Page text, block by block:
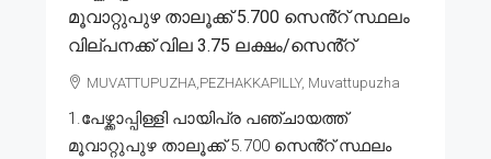
മൂവാറ്റുപുഴ താലൂക്ക് 5.700 സെൻ്റ് സ്ഥലം
വില്പനക്ക് വില 3.75 ലക്ഷം/സെൻ്റ്
MUVATTUPUZHA,PEZHAKKAPILLY, Muvattupuzha
1.പേഴ്ക്കാപ്പിള്ളി പായിപ്ര പഞ്ചായത്ത്
മൂവാറ്റുപുഴ താലൂക്ക് 5.700 സെൻ്റ് സ്ഥലം